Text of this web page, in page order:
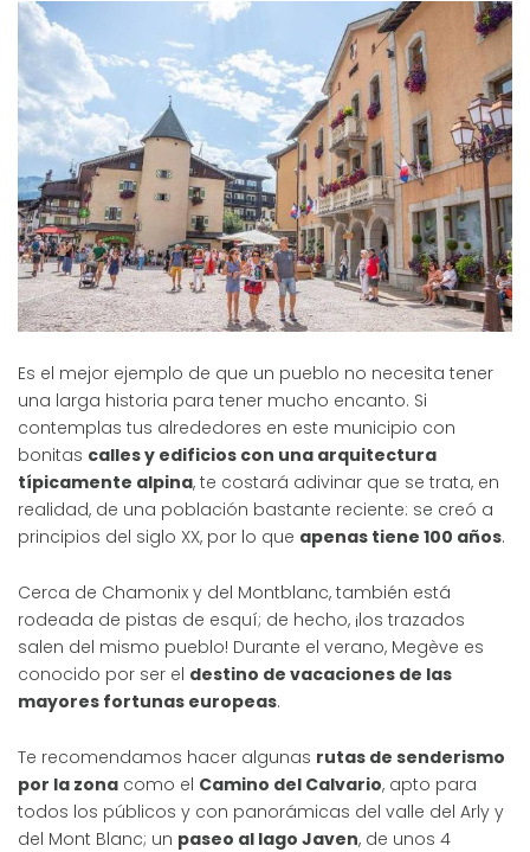
Es el mejor ejemplo de que un pueblo no necesita tener
una larga historia para tener mucho encanto. Si
contemplas tus alrededores en este municipio con
bonitas calles y edificios con una arquitectura
típicamente alpina, te costará adivinar que se trata, en
realidad, de una población bastante reciente: se creó a
principios del siglo XX, por lo que apenas tiene 100 años.
Cerca de Chamonix y del Montblanc, también está
rodeada de pistas de esquí; de hecho, ¡los trazados
salen del mismo pueblo! Durante el verano, Megève es
conocido por ser el destino de vacaciones de las
mayores fortunas europeas.
Te recomendamos hacer algunas rutas de senderismo
por la zona como el Camino del Calvario, apto para
todos los públicos y con panorámicas del valle del Arly y
del Mont Blanc; un paseo al lago Javen, de unos 4